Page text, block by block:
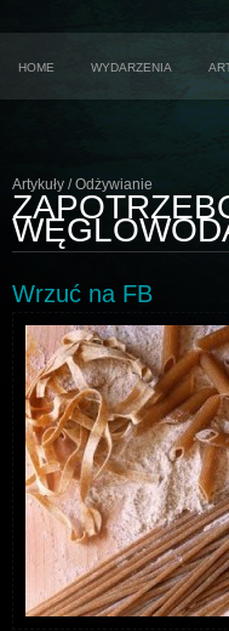
Artykuły / Odżywianie
Wrzuć na FB
HOME WYDARZENIA